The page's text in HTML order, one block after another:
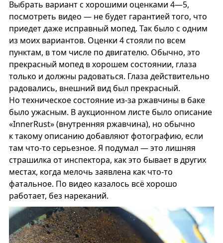
Выбрать вариант с хорошими оценками 4—5,
посмотреть видео — не будет гарантией того, что
приедет даже исправный мопед. Так было с одним
из моих вариантов. Оценки 4 стояли по всем
пунктам, в том числе по двигателю. Обычно, это
прекрасный мопед в хорошем состоянии, глаза
только и должны радоваться. Глаза действительно
радовались, внешний вид был прекрасный.
Но техническое состояние из-за ржавчины в баке
было ужасным. В аукционном листе было описание
«InnerRust» (внутренняя ржавчина), но обычно
к такому описанию добавляют фотографию, если
там что-то серьезное. Я подумал — это лишняя
страшилка от инспектора, как это бывает в других
местах, когда мелочь заявлена как что-то
фатальное. По видео казалось всё хорошо
работает, без нареканий.